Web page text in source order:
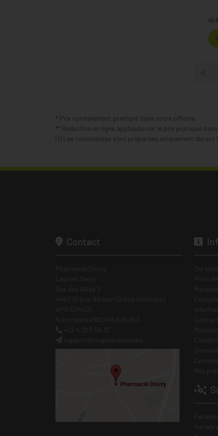
* Prix normalement pratiqué dans notre officine.
** Réduction en ligne appliquée sur le prix pratiqué
(1) Les commandes sont préparées uniquement durant
Contact